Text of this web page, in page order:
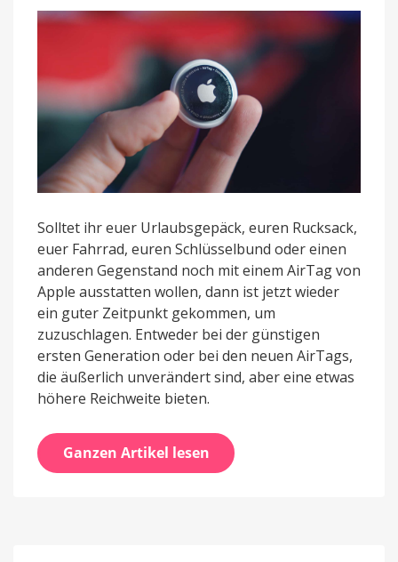
für
Euro
Solltet ihr euer Urlaubsgepäck, euren Rucksack,
euer Fahrrad, euren Schlüsselbund oder einen
anderen Gegenstand noch mit einem AirTag von
Apple ausstatten wollen, dann ist jetzt wieder
ein guter Zeitpunkt gekommen, um
zuzuschlagen. Entweder bei der günstigen
ersten Generation oder bei den neuen AirTags,
die äußerlich unverändert sind, aber eine etwas
höhere Reichweite bieten.
Ganzen Artikel lesen